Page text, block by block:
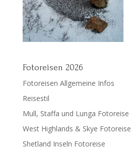
Fotoreisen 2026
Fotoreisen Allgemeine Infos
Reisestil
Mull, Staffa und Lunga Fotoreise
West Highlands & Skye Fotoreise
Shetland Inseln Fotoreise